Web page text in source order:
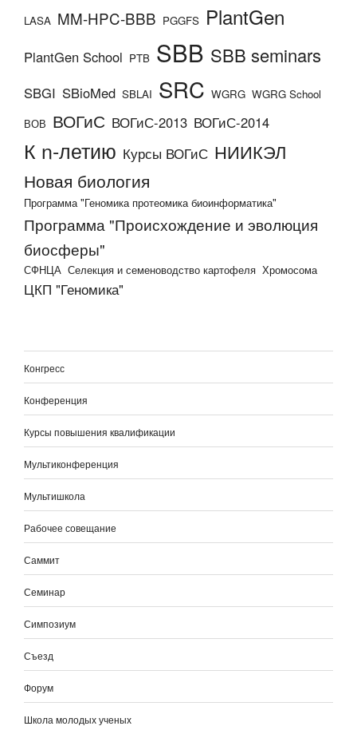
LASA MM-HPC-BBB PGGFS PlantGen
PlantGen School PTB SBB SBB seminars
SBGI SBioMed SBLAI SRC WGRG WGRG School
ВОВ ВОГиС ВОГиС-2013 ВОГиС-2014
К n-летию Курсы ВОГиС НИИКЭЛ
Новая биология
Программа "Геномика протеомика биоинформатика"
Программа "Происхождение и эволюция
биосферы"
СФНЦА Селекция и семеноводство картофеля Хромосома
ЦКП "Геномика"
Конгресс
Конференция
Курсы повышения квалификации
Мультиконференция
Мультишкола
Рабочее совещание
Саммит
Семинар
Симпозиум
Съезд
Форум
Школа молодых ученых